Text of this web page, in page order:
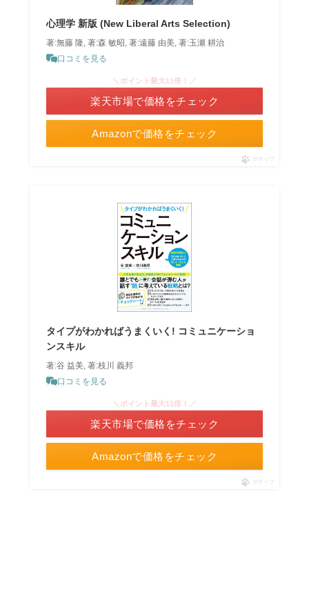
心理学 新版 (New Liberal Arts Selection)
著:無藤 隆, 著:森 敏昭, 著:遠藤 由美, 著:玉瀬 耕治
口コミを見る
Amazonで価格をチェック
＼ポイント最大11倍！／
楽天市場で価格をチェック
ポチップ
タイプがわかればうまくいく! コミュニケーショ
ンスキル
著:谷 益美, 著:枝川 義邦
口コミを見る
Amazonで価格をチェック
＼ポイント最大11倍！／
楽天市場で価格をチェック
ポチップ